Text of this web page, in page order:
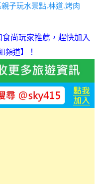
子玩水景點.林道.烤肉
尚玩家推薦，趕快加入
道】 ！